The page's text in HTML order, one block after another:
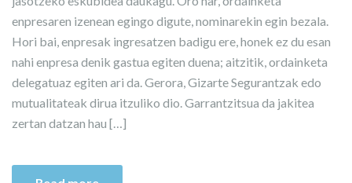
enpresaren izenean egingo digute, nominarekin egin bezala.
Hori bai, enpresak ingresatzen badigu ere, honek ez du esan
nahi enpresa denik gastua egiten duena; aitzitik, ordainketa
delegatuaz egiten ari da. Gerora, Gizarte Segurantzak edo
mutualitateak dirua itzuliko dio. Garrantzitsua da jakitea
zertan datzan hau […]